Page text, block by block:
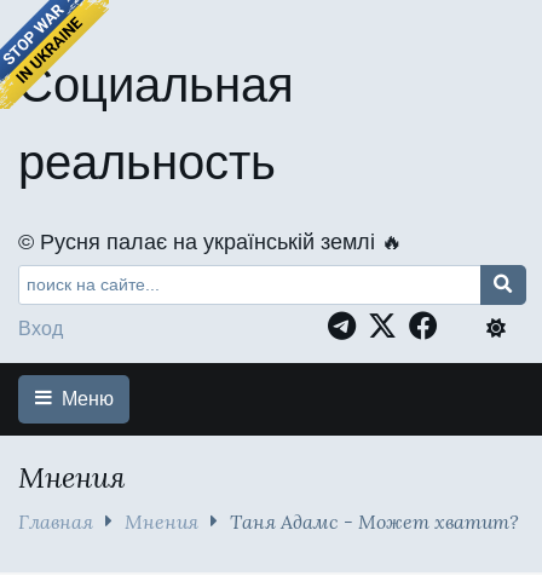
Социальная
реальность
©️ Русня палає на українській землі 🔥
Вход
Меню
Мнения
Главная Мнения Таня Адамс - Может хватит?